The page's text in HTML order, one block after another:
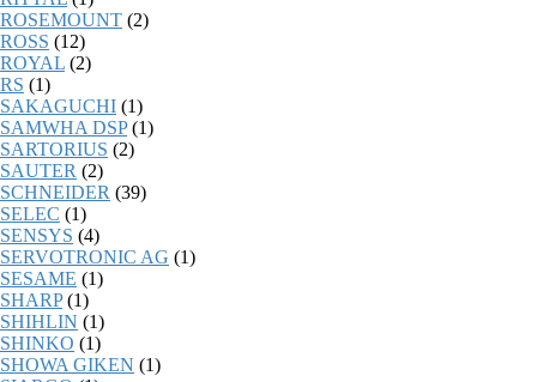
ROSEMOUNT (2)
ROSS (12)
ROYAL (2)
RS (1)
SAKAGUCHI (1)
SAMWHA DSP (1)
SARTORIUS (2)
SAUTER (2)
SCHNEIDER (39)
SELEC (1)
SENSYS (4)
SERVOTRONIC AG (1)
SESAME (1)
SHARP (1)
SHIHLIN (1)
SHINKO (1)
SHOWA GIKEN (1)